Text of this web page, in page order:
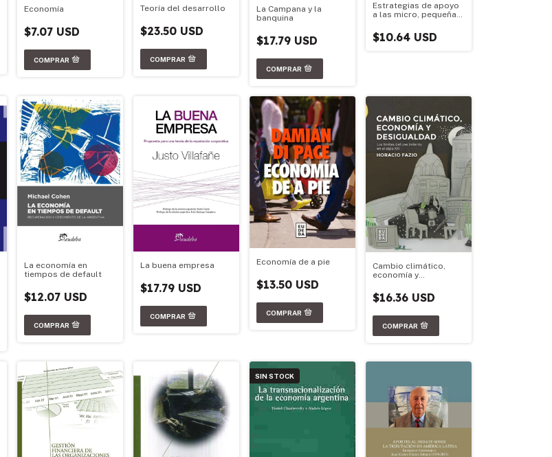
Economía
$7.07 USD
Teoría del desarrollo
$23.50 USD
La Campana y la
banquina
$17.79 USD
Estrategias de apoyo
a las micro, pequeñas
$10.64 USD
La economía en
tiempos de default
$12.07 USD
La buena empresa
$17.79 USD
Economía de a pie
$13.50 USD
Cambio climático,
economía y
$16.36 USD
SIN STOCK